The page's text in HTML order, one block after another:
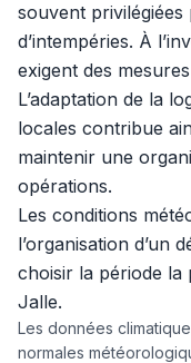
souvent
d’intempéries. À
exigent des
L’adaptation de la
locales contribue
maintenir une
opérations.
Les conditions
l’organisation d’un
choisir la période la
Jalle.
Les données
normales